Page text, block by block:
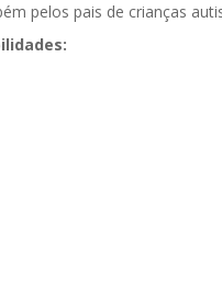
pelos pais de crianças